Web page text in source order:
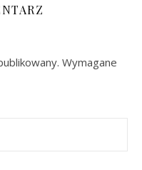
Wymagane